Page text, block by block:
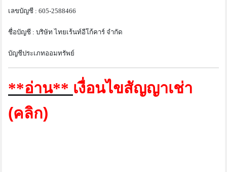
เลขบัญชี : 605-2588466
ชื่อบัญชี : บริษัท ไทยเร้นท์อีโก้คาร์ จำกัด
บัญชีประเภทออมทรัพย์
**อ่าน** เงื่อนไขสัญญาเช่า
(คลิก)